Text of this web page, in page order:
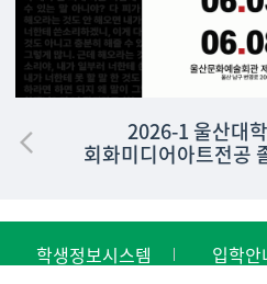
2026-1 울산대
회화미디어아트전공
학생정보시스템 입학안